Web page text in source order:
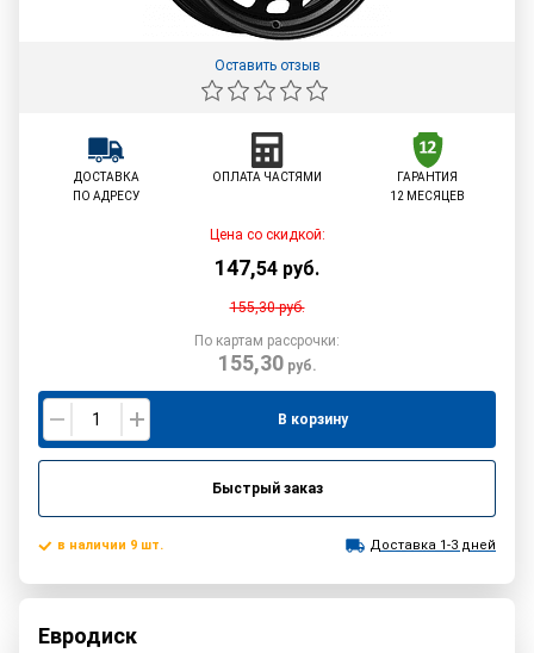
Оставить отзыв
ДОСТАВКА
ПО АДРЕСУ
ОПЛАТА ЧАСТЯМИ
ГАРАНТИЯ
12 МЕСЯЦЕВ
Цена со скидкой:
147,54 руб.
155,30руб.
По картам рассрочки:
155,30руб.
В корзину
Быстрый заказ
в наличии 9 шт. Доставка 1-3 дней
Евродиск